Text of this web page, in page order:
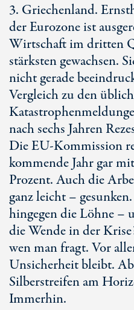
3. Griechenland.
der Eurozone ist
Wirtschaft im dritten
stärksten gewachsen.
nicht gerade
Vergleich zu den
nach sechs Jahren
Die EU-Kommission
kommende Jahr gar
Prozent. Auch die
ganz leicht –
hingegen die Löhne –
die Wende in der
wen man fragt. Vor
Unsicherheit bleibt.
Silberstreifen am
Immerhin.